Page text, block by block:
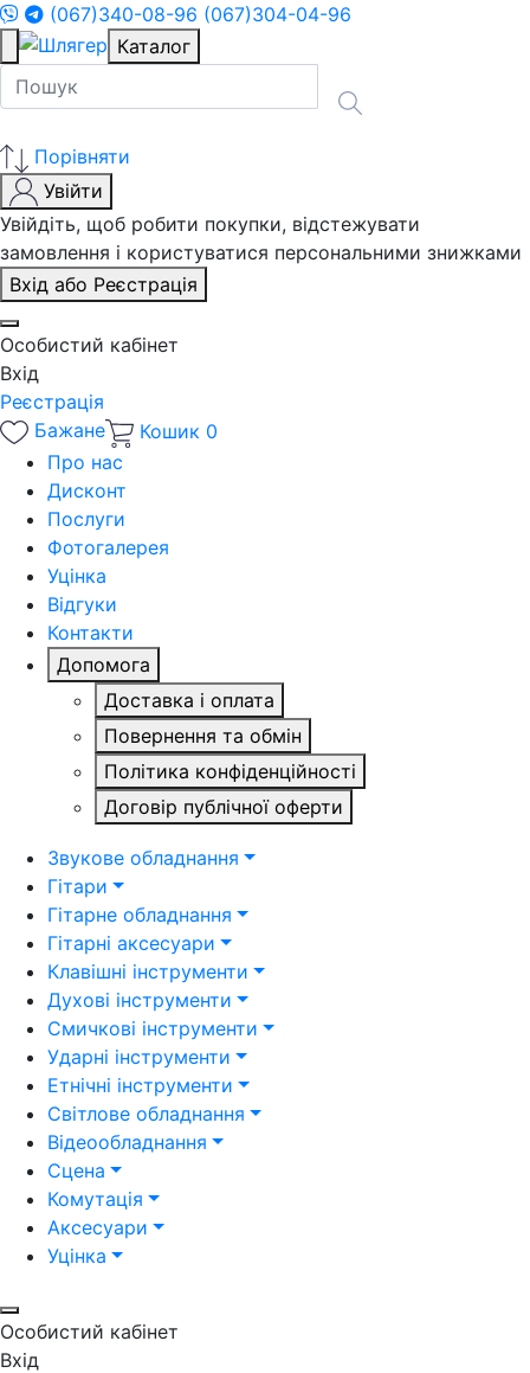
(067)340-08-96 (067)304-04-96
Каталог
Порівняти
Увійти
Увійдіть, щоб робити покупки, відстежувати
замовлення і користуватися персональними знижками
Вхід або Реєстрація
Особистий кабінет
Вхід
Реєстрація
Бажане
Кошик 0
Про нас
Дисконт
Послуги
Фотогалерея
Уцінка
Відгуки
Контакти
Допомога
Доставка і оплата
Повернення та обмін
Політика конфіденційності
Договір публічної оферти
Звукове обладнання
Гітари
Гітарне обладнання
Гітарні аксесуари
Клавішні інструменти
Духові інструменти
Смичкові інструменти
Ударні інструменти
Етнічні інструменти
Світлове обладнання
Відеообладнання
Сцена
Комутація
Аксесуари
Уцінка
Особистий кабінет
Вхід